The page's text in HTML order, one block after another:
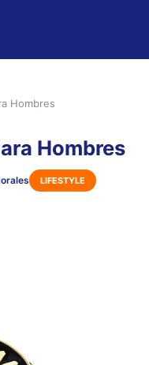
Hombres
Hombres
LIFESTYLE